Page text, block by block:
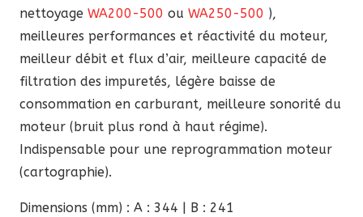
&
Stelvio
QV
nettoyage WA200-500 ou WA250-500 ),
meilleures performances et réactivité du moteur,
meilleur débit et flux d’air, meilleure capacité de
filtration des impuretés, légère baisse de
consommation en carburant, meilleure sonorité du
moteur (bruit plus rond à haut régime).
Indispensable pour une reprogrammation moteur
(cartographie).
Dimensions (mm) : A : 344 | B : 241